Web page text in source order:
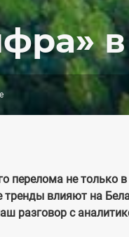
перелома не только
влияют на
разговор с